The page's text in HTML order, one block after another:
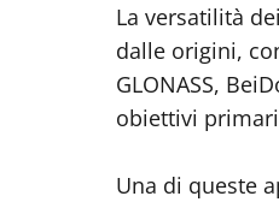
La versatilità
dalle origini,
GLONASS,
obiettivi
Una di queste